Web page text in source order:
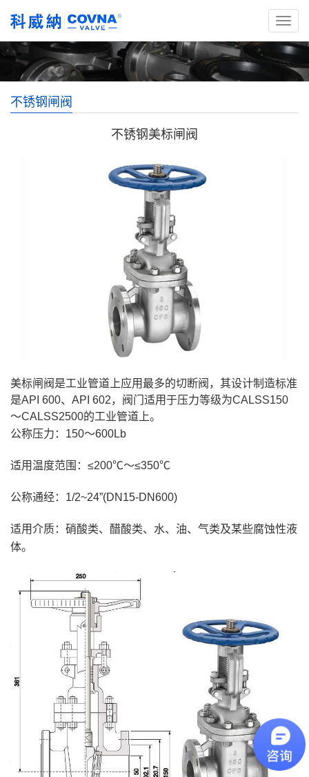
不锈钢闸阀
不锈钢美标闸阀
美标闸阀是工业管道上应用最多的切断阀，其设计制造标准
是API 600、API 602，阀门适用于压力等级为CALSS150
～CALSS2500的工业管道上。
公称压力：150～600Lb
适用温度范围：≤200℃～≤350℃
公称通经：1/2~24”(DN15-DN600)
适用介质：硝酸类、醋酸类、水、油、气类及某些腐蚀性液
体。